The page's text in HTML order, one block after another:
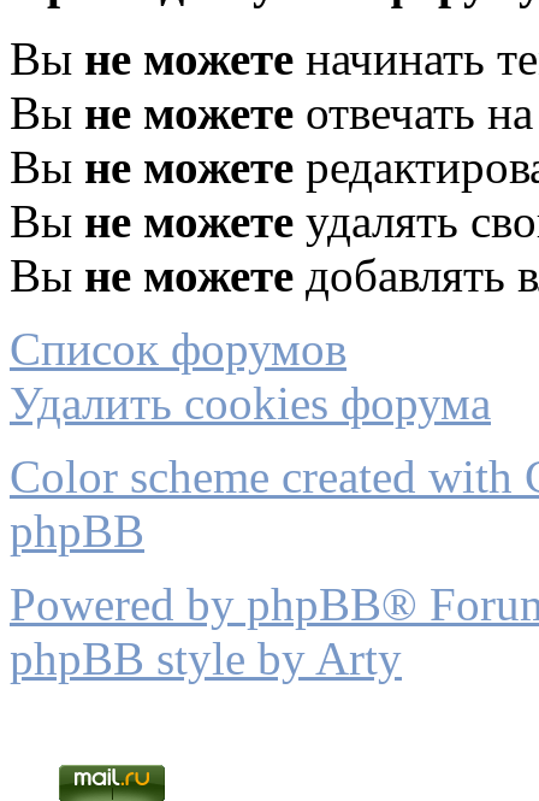
Вы не можете начинать
Вы не можете отвечать
Вы не можете
Вы не можете удалять
Вы не можете добавлять
Список форумов
Удалить cookies форума
Color scheme created with
phpBB
Powered by phpBB®
phpBB style by Arty